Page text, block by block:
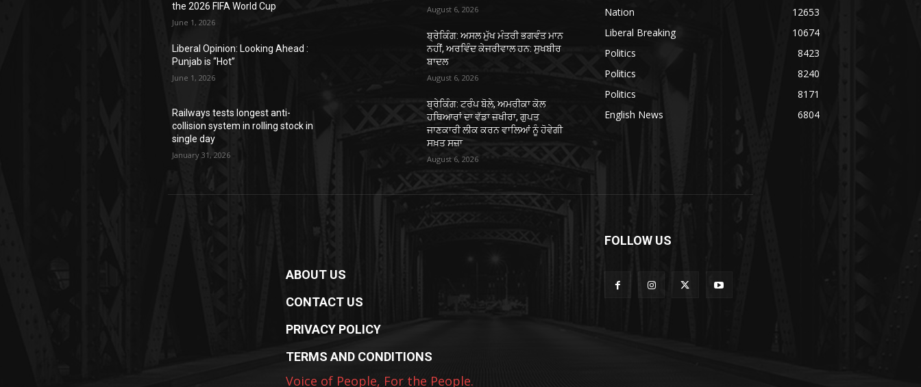
the 2026 FIFA World Cup
June 1, 2026
Liberal Opinion: Looking Ahead :
Punjab is “Hot”
June 1, 2026
Railways tests longest anti-
collision system in rolling stock in
single day
January 31, 2026
August 6, 2026
ਬ੍ਰੇਕਿੰਗ: ਅਸਲ ਮੁੱਖ ਮੰਤਰੀ ਭਗਵੰਤ ਮਾਨ
ਨਹੀਂ, ਅਰਵਿੰਦ ਕੇਜਰੀਵਾਲ ਹਨ: ਸੁਖਬੀਰ
ਬਾਦਲ
August 6, 2026
ਬ੍ਰੇਕਿੰਗ: ਟਰੰਪ ਬੋਲੇ, ਅਮਰੀਕਾ ਕੋਲ
ਹਥਿਆਰਾਂ ਦਾ ਵੱਡਾ ਜ਼ਖੀਰਾ, ਗੁਪਤ
ਜਾਣਕਾਰੀ ਲੀਕ ਕਰਨ ਵਾਲਿਆਂ ਨੂੰ ਹੋਵੇਗੀ
ਸਖ਼ਤ ਸਜ਼ਾ
August 6, 2026
Nation
12653
Liberal Breaking
10674
Politics
8423
Politics
8240
Politics
8171
English News
6804
ABOUT US
CONTACT US
PRIVACY POLICY
TERMS AND CONDITIONS
Voice of People, For the People.
FOLLOW US